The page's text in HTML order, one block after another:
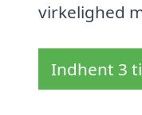
virkelighed
Indhent 3